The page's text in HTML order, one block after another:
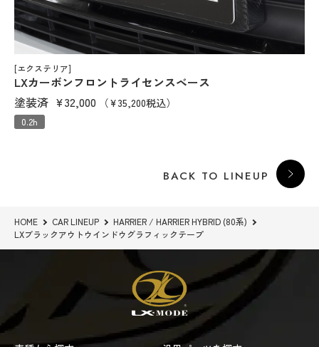
[エクステリア]
LXカーボンフロントライセンスベース
塗装済 ¥32,000 （¥35,200税込）
0.2h
BACK TO LINEUP
HOME CAR LINEUP
HARRIER / HARRIER HYBRID (80系)
LXブラックアウトウインドウグラフィックテープ